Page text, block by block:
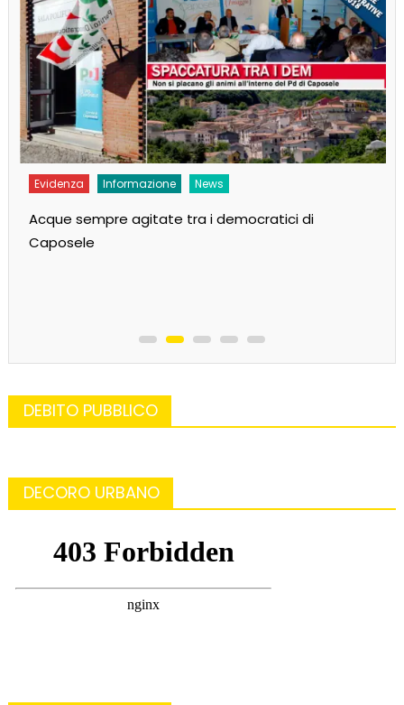
Evidenza Informazione News
Acque sempre agitate tra i democratici di
Caposele
DEBITO PUBBLICO
DECORO URBANO